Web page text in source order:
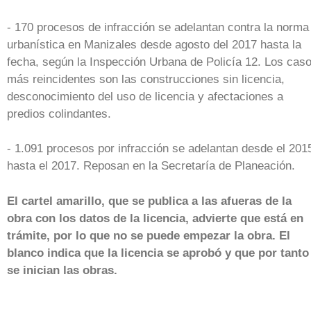
- 170 procesos de infracción se adelantan contra la norma
urbanística en Manizales desde agosto del 2017 hasta la
fecha, según la Inspección Urbana de Policía 12. Los
más reincidentes son las construcciones sin licencia,
desconocimiento del uso de licencia y afectaciones a
predios colindantes.
- 1.091 procesos por infracción se adelantan desde el
hasta el 2017. Reposan en la Secretaría de Planeación.
El cartel amarillo, que se publica a las afueras de la
obra con los datos de la licencia, advierte que está en
trámite, por lo que no se puede empezar la obra. El
blanco indica que la licencia se aprobó y que por tanto
se inician las obras.